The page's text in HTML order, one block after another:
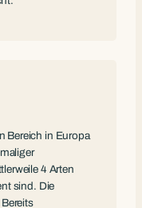
Bereich in Europa
4 Arten
sind. Die